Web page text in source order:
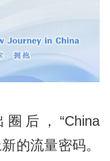
后，“China
的流量密码。